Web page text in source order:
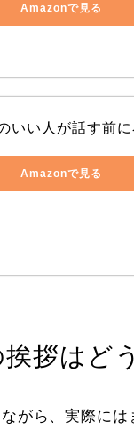
Amazonで見る
いい人が話す前
Amazonで見る
拶はど
がら、実際に